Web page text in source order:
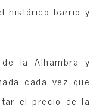
histórico barrio y
la Alhambra y
cada vez que
el precio de la